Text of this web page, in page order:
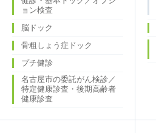
ョン検査
脳ドック
骨粗しょう症ドック
プチ健診
名古屋市の委託がん検診／
特定健康診査・後期高齢者
健康診査